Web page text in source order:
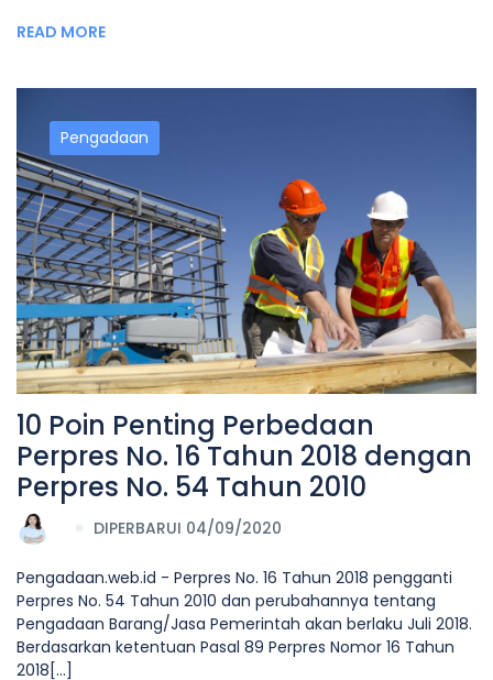
READ MORE
Pengadaan
10 Poin Penting Perbedaan
Perpres No. 16 Tahun 2018 dengan
Perpres No. 54 Tahun 2010
DIPERBARUI 04/09/2020
Pengadaan.web.id - Perpres No. 16 Tahun 2018 pengganti
Perpres No. 54 Tahun 2010 dan perubahannya tentang
Pengadaan Barang/Jasa Pemerintah akan berlaku Juli 2018.
Berdasarkan ketentuan Pasal 89 Perpres Nomor 16 Tahun
2018[...]